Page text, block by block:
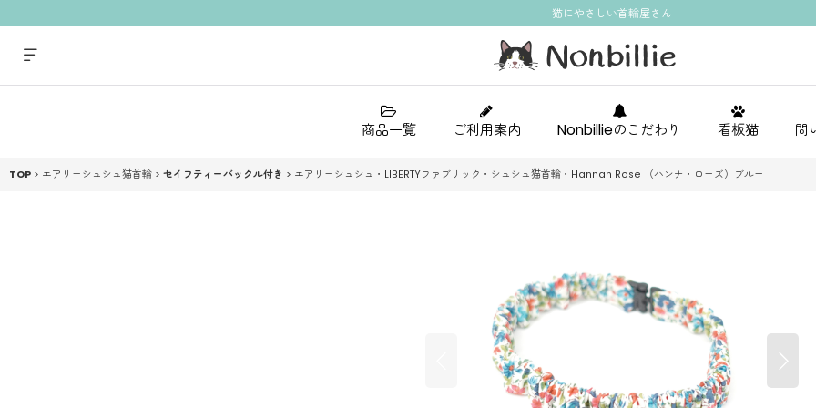
猫にやさしい首輪屋さん
商品一覧 ご利用案内 Nonbillieのこだわり 看板猫 問
TOP > エアリーシュシュ猫首輪 > セイフティーバックル付き > エアリーシュシュ・LIBERTYファブリック・シュシュ猫首輪・Hannah Rose （ハンナ・ローズ）ブルー